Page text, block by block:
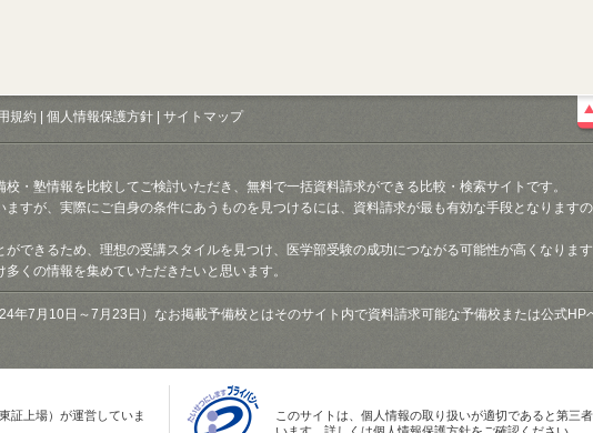
規約 個人情報保護方針 サイトマップ
・塾情報を比較してご検討いただき、無料で一括資料請求ができる比較・検索サイトです。
すが、実際にご自身の条件にあうものを見つけるには、資料請求が最も有効な手段となります
できるため、理想の受講スタイルを見つけ、医学部受験の成功につながる可能性が高くなります
くの情報を集めていただきたいと思います。
年7月10日～7月23日）なお掲載予備校とはそのサイト内で資料請求可能な予備校または公式HP
証上場）が運営していま
このサイトは、個人情報の取り扱いが適切であると第三
います。詳しくは個人情報保護方針をご確認ください。